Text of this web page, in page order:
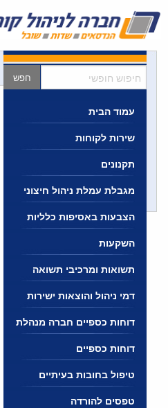
חופשי
עמוד הבית
שירות לקוחות
תקנונים
מגבלת עמלת ניהול חיצוני
הצבעות באסיפות כלליות
השקעות
תשואות ומרכיבי תשואה
דמי ניהול והוצאות ישירות
דוחות כספיים חברה מנהלת
דוחות כספיים
טיפול בחובות בעיתיים
טפסים להורדה